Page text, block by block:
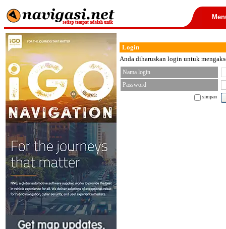
Login
Anda diharuskan login untuk
Nama login
Password
simpan